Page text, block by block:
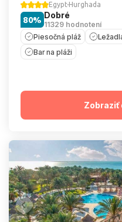
Egypt Hurghada
Dobré
11329 hodnotení
80%
Piesočná pláž
Bar na pláži
Zobraziť